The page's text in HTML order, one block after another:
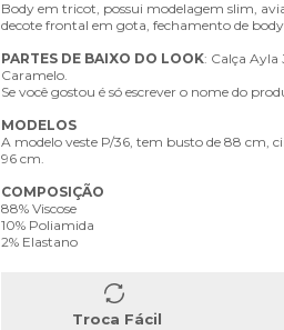
Body em tricot, possui modelagem slim,
decote frontal em gota, fechamento de body
PARTES DE BAIXO DO LOOK: Calça Ayla
Caramelo.
Se você gostou é só escrever o nome do
MODELOS
A modelo veste P/36, tem busto de 88 cm,
96 cm.
COMPOSIÇÃO
88% Viscose
10% Poliamida
2% Elastano
Troca Fácil